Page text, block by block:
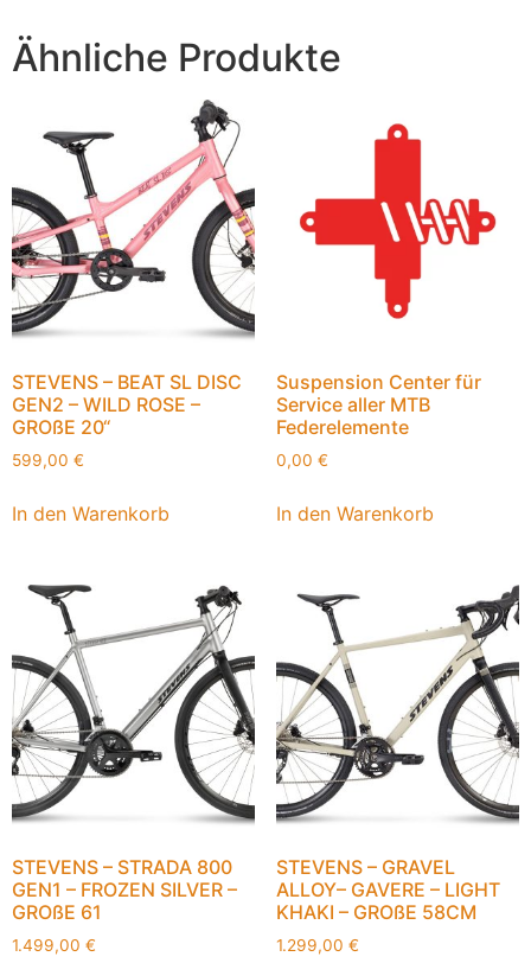
Ähnliche Produkte
STEVENS – BEAT SL DISC
GEN2 – WILD ROSE –
GROßE 20“
599,00 €
In den Warenkorb
Suspension Center für
Service aller MTB
Federelemente
0,00 €
In den Warenkorb
STEVENS – STRADA 800
GEN1 – FROZEN SILVER –
GROßE 61
1.499,00 €
STEVENS – GRAVEL
ALLOY– GAVERE – LIGHT
KHAKI – GROßE 58CM
1.299,00 €